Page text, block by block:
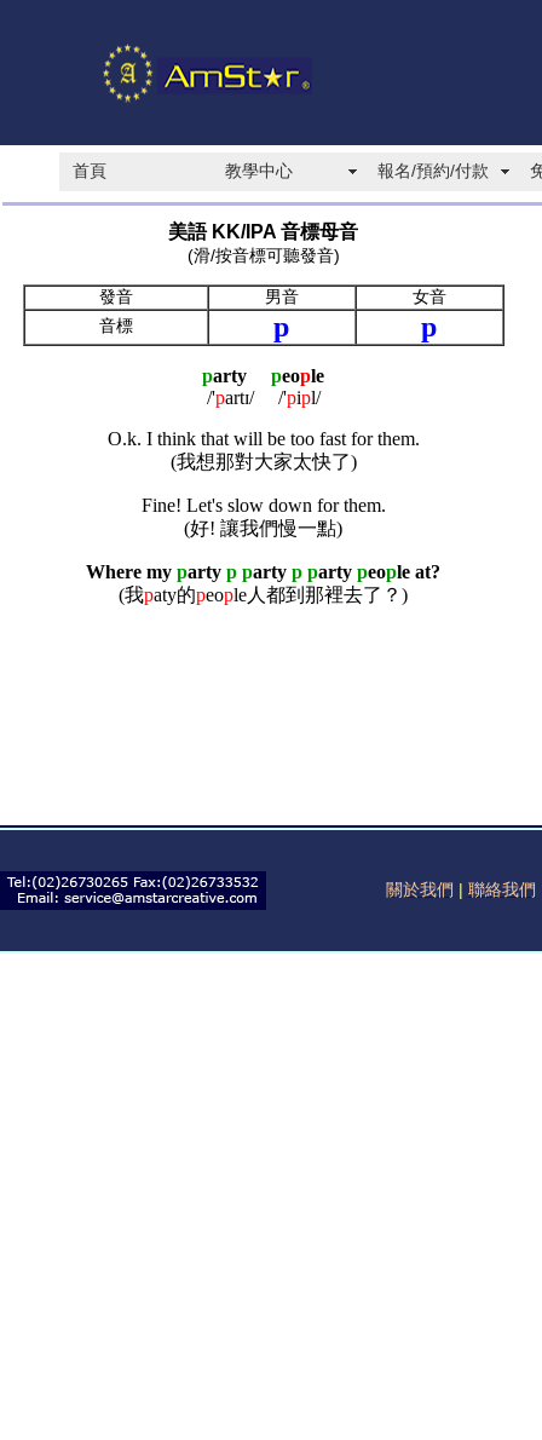
首頁 教學中心 報名/預約/付款
美語 KK/IPA 音標母音
(滑/按音標可聽發音)
發音 男音
女音
音標
p p
party people
/'partɪ/ /'pipl/
O.k. I think that will be too fast for them.
(我想那對大家太快了)
Fine! Let's slow down for them.
(好! 讓我們慢一點)
Where my party p party p party people at?
(我paty的people人都到那裡去了？)
關於我們 | 聯絡我們